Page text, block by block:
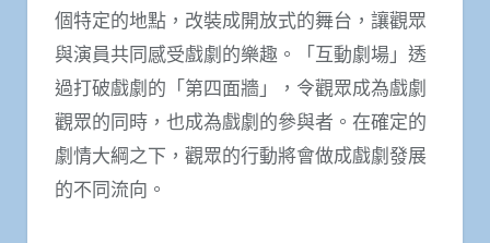
個特定的地點，改裝成開放式的舞台，讓觀眾
與演員共同感受戲劇的樂趣。「互動劇場」透
過打破戲劇的「第四面牆」，令觀眾成為戲劇
觀眾的同時，也成為戲劇的參與者。在確定的
劇情大綱之下，觀眾的行動將會做成戲劇發展
的不同流向。